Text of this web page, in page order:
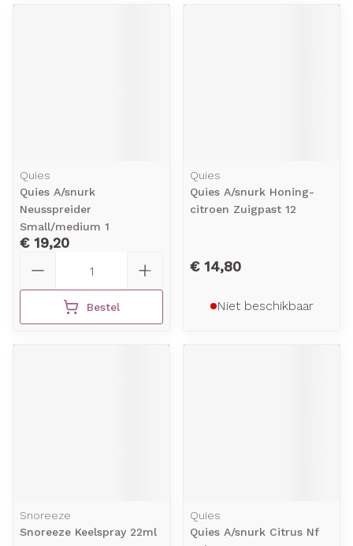
Quies
Quies A/snurk
Neusspreider
Small/medium 1
€ 19,20
Bestel
Quies
Quies A/snurk Honing-
citroen Zuigpast 12
€ 14,80
Niet beschikbaar
Snoreeze
Snoreeze Keelspray 22ml
Quies
Quies A/snurk Citrus Nf